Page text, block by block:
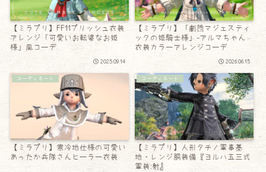
【ミラプリ】FF11プリッシュ衣装
アレンジ「可愛いお転婆なお姫
様」風コーデ
2025.09.14
【ミラプリ】「劇団マジェスティ
ックの姫騎士様」-アルマちゃん
衣装カラーアレンジコーデ
2026.06.15
コーディネート
【ミラプリ】寒冷地仕様の可愛い
あったか兵隊さんヒーラー衣装
コーディネート
【ミラプリ】人形タチノ軍事基
地・レンジ胴装備『ヨルハ五三式
軍装:射』